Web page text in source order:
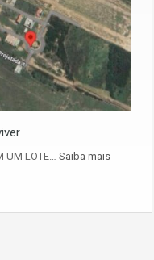
UM LOTE… Saiba mais